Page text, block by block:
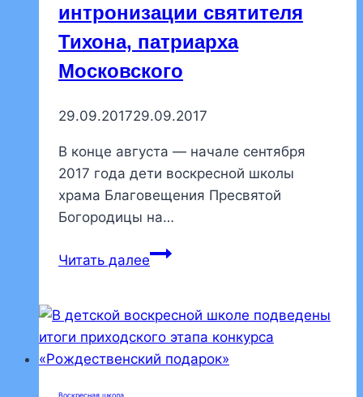
интронизации святителя
Тихона, патриарха
Московского
29.09.201729.09.2017
В конце августа — начале сентября
2017 года дети воскресной школы
храма Благовещения Пресвятой
Богородицы на…
Читать далееДети
стали
победителями
епархиального
Воскресная школа